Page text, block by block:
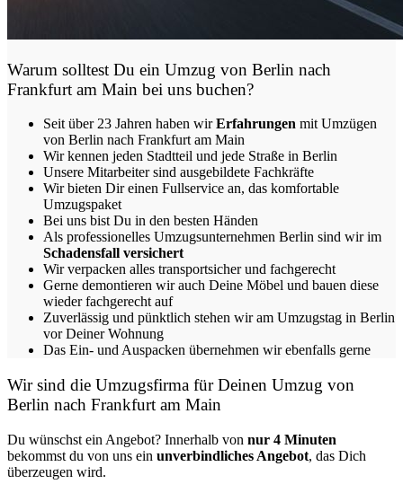
Warum solltest Du ein Umzug von Berlin nach
Frankfurt am Main bei uns buchen?
Seit über 23 Jahren haben wirErfahrungen mit Umzügen
von Berlin nach Frankfurt am Main
Wir kennen jeden Stadtteil und jede Straße in Berlin
Unsere Mitarbeiter sind ausgebildete Fachkräfte
Wir bieten Dir einen Fullservice an, das komfortable
Umzugspaket
Bei uns bist Du in den besten Händen
Als professionelles Umzugsunternehmen Berlin sind wir im
Schadensfall versichert
Wir verpacken alles transportsicher und fachgerecht
Gerne demontieren wir auch Deine Möbel und bauen diese
wieder fachgerecht auf
Zuverlässig und pünktlich stehen wir am Umzugstag in Berlin
vor Deiner Wohnung
Das Ein- und Auspacken übernehmen wir ebenfalls gerne
Wir sind die Umzugsfirma für Deinen Umzug von
Berlin nach Frankfurt am Main
Du wünschst ein Angebot? Innerhalb von nur 4 Minuten
bekommst du von uns ein unverbindliches Angebot, das Dich
überzeugen wird.